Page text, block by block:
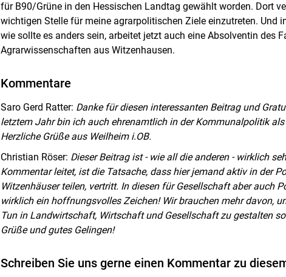
für B90/Grüne in den Hessischen Landtag gewählt worden. Dort
wichtigen Stelle für meine agrarpolitischen Ziele einzutreten. Und
wie sollte es anders sein, arbeitet jetzt auch eine Absolventin des
Agrarwissenschaften aus Witzenhausen.
Kommentare
Saro Gerd Ratter: Danke für diesen interessanten Beitrag und
letztem Jahr bin ich auch ehrenamtlich in der Kommunalpolitik
Herzliche Grüße aus Weilheim i.OB.
Christian Röser: Dieser Beitrag ist - wie all die anderen - wirklich
Kommentar leitet, ist die Tatsache, dass hier jemand aktiv in der
Witzenhäuser teilen, vertritt. In diesen für Gesellschaft aber auch
wirklich ein hoffnungsvolles Zeichen! Wir brauchen mehr davon,
Tun in Landwirtschaft, Wirtschaft und Gesellschaft zu gestalten
Grüße und gutes Gelingen!
Schreiben Sie uns gerne einen Kommentar zu